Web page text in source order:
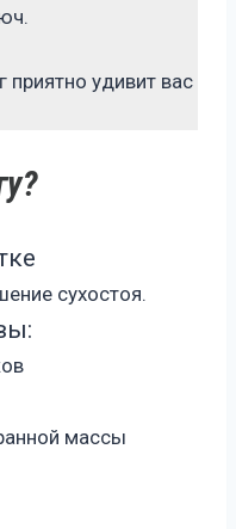
приятно удивит вас
сухостоя.
массы